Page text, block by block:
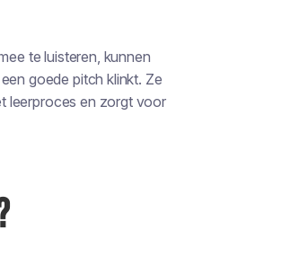
te luisteren, kunnen
goede pitch klinkt. Ze
leerproces en zorgt voor